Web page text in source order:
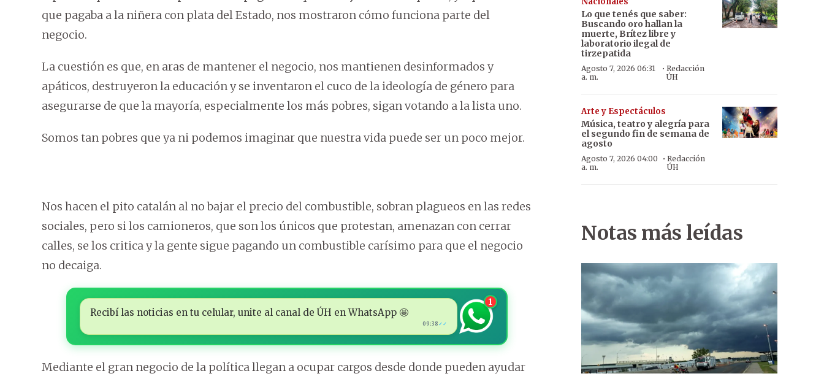
que pagaba a la niñera con plata del Estado, nos mostraron cómo funciona parte del
negocio.
La cuestión es que, en aras de mantener el negocio, nos mantienen desinformados y
apáticos, destruyeron la educación y se inventaron el cuco de la ideología de género para
asegurarse de que la mayoría, especialmente los más pobres, sigan votando a la lista uno.
Somos tan pobres que ya ni podemos imaginar que nuestra vida puede ser un poco mejor.
Nos hacen el pito catalán al no bajar el precio del combustible, sobran plagueos en las redes
sociales, pero si los camioneros, que son los únicos que protestan, amenazan con cerrar
calles, se los critica y la gente sigue pagando un combustible carísimo para que el negocio
no decaiga.
Recibí las noticias en tu celular, unite al canal de ÚH en WhatsApp 🤩
09:38 ✓✓
1
Mediante el gran negocio de la política llegan a ocupar cargos desde donde pueden ayudar
Lo que tenés que saber:
Buscando oro hallan la
muerte, Brítez libre y
laboratorio ilegal de
tirzepatida
Agosto 7, 2026 06:31
a. m.
· Redacción
ÚH
Arte y Espectáculos
Música, teatro y alegría para
el segundo fin de semana de
agosto
Agosto 7, 2026 04:00
a. m.
· Redacción
ÚH
Notas más leídas